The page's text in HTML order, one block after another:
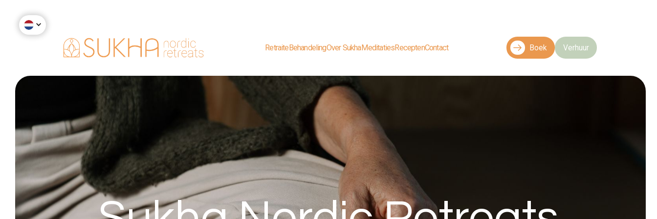
RetraiteBehandelingOver SukhaMeditatiesReceptenContact Boek Verhuur